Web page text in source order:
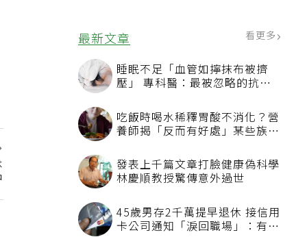
最新文章 看更多
睡眠不足「血管如擰抹布被擠
壓」 專科醫：最被忽略的抗老
吃飯時喝水稀釋胃酸不消化？營
養師揭「反而有好處」某些族群
發表上千篇文章打臉健康偽科學
林慶順教授驚傳意外過世
45歲男存2千萬提早退休 接信用
卡公司通知「淚回職場」：有錢